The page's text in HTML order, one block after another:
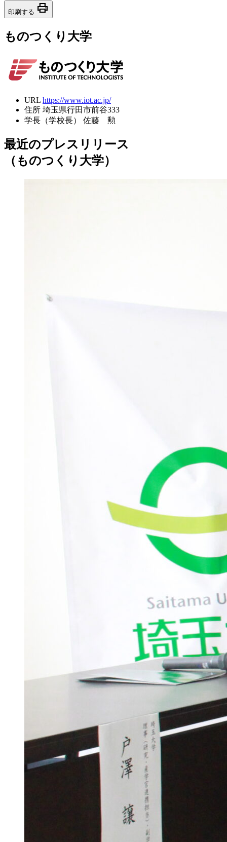
印刷する print
ものつくり大学
URL https://www.iot.ac.jp/
住所 埼玉県行田市前谷333
学長（学校長）
佐藤 勲
最近のプレスリリース
（ものつくり大学）